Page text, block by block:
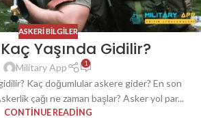
ASKERI BILGILER
Yaşında Gidilir?
Military App 1
Kaç doğumlular askere gider? En son
çağı ne zaman başlar? Asker yol par...
CONTINUE READING